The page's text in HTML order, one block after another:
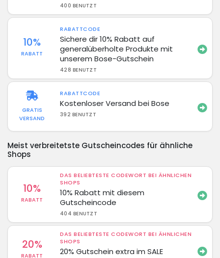
400 BENUTZT
10%
RABATT
RABATTCODE
Sichere dir 10% Rabatt auf
generalüberholte Produkte mit
unserem Bose-Gutschein
428 BENUTZT
GRATIS
VERSAND
RABATTCODE
Kostenloser Versand bei Bose
392 BENUTZT
Meist verbreitetste Gutscheincodes für ähnliche
Shops
10%
RABATT
DAS BELIEBTESTE CODEWORT BEI ÄHNLICHEN
SHOPS
10% Rabatt mit diesem
Gutscheincode
404 BENUTZT
20%
RABATT
DAS BELIEBTESTE CODEWORT BEI ÄHNLICHEN
SHOPS
20% Gutschein extra im SALE